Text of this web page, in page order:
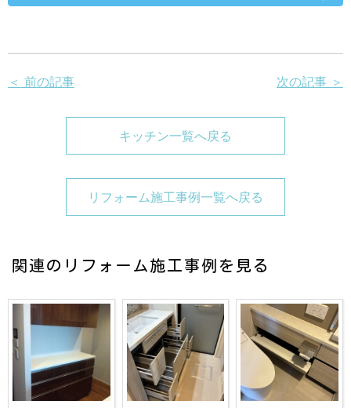
＜ 前の記事 次の記事 ＞
キッチン一覧へ戻る
リフォーム施工事例一覧へ戻る
関連のリフォーム施工事例を見る